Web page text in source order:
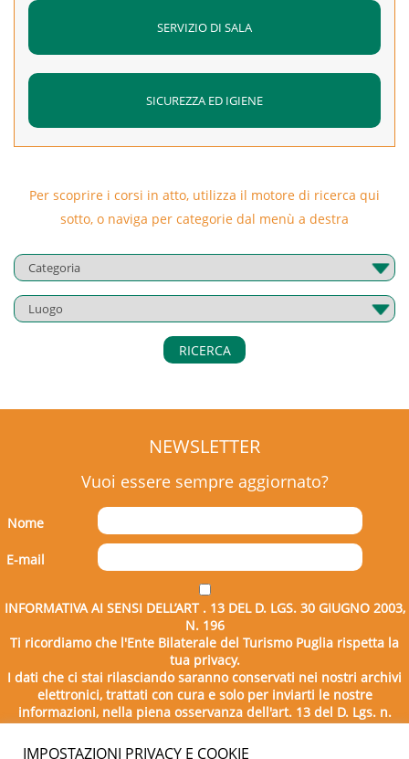
SERVIZIO DI SALA
SICUREZZA ED IGIENE
Per scoprire i corsi in atto, utilizza il motore di ricerca qui
sotto, o naviga per categorie dal menù a destra
RICERCA
NEWSLETTER
Vuoi essere sempre aggiornato?
Nome
E-mail
INFORMATIVA AI SENSI DELL’ART . 13 DEL D. LGS. 30 GIUGNO 2003,
N. 196
Ti ricordiamo che l'Ente Bilaterale del Turismo Puglia rispetta la
tua privacy.
I dati che ci stai rilasciando saranno conservati nei nostri archivi
elettronici, trattati con cura e solo per inviarti le nostre
informazioni, nella piena osservanza dell'art. 13 del D. Lgs. n.
196/2003.
IMPOSTAZIONI PRIVACY E COOKIE